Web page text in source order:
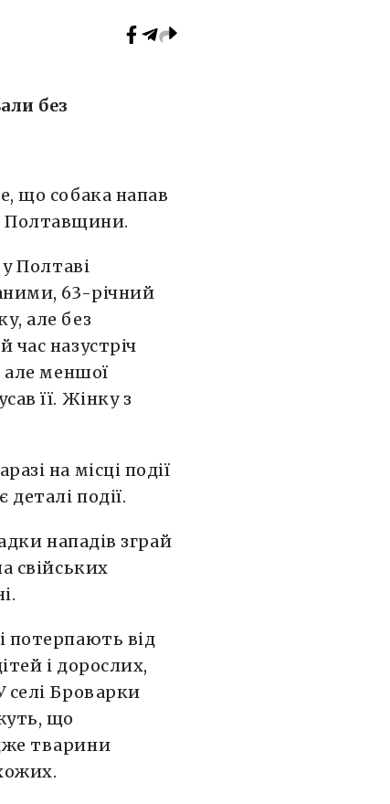
без
що собака напав
Полтавщини.
Полтаві
63-річний
але без
назустріч
але меншої
її. Жінку з
на місці події
події.
нападів зграй
свійських
потерпають від
і дорослих,
селі Броварки
що
тварини